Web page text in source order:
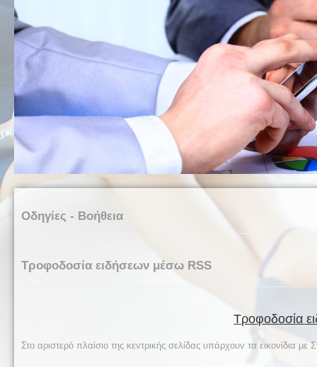
Οδηγίες - Βοήθεια
Τροφοδοσία ειδήσεων μέσω RSS
Τροφοδοσία
Στο αριστερό πλαίσιο της κεντρικής σελίδας υπάρχουν τα εικονίδια